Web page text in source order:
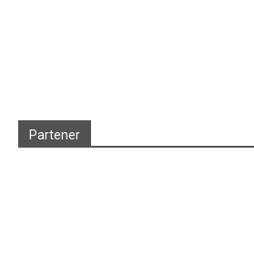
Partener